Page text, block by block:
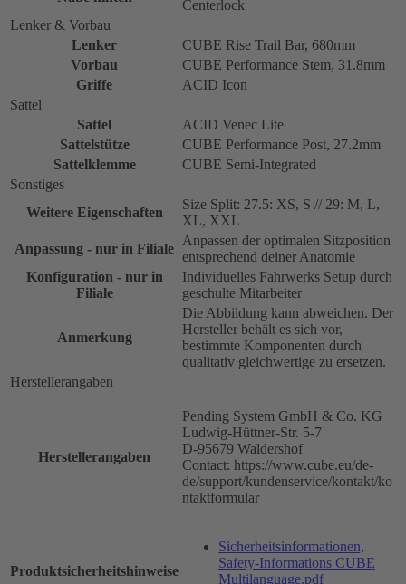
Centerlock
Lenker & Vorbau
Lenker
CUBE Rise Trail Bar, 680mm
Vorbau
CUBE Performance Stem, 31.8mm
Griffe
ACID Icon
Sattel
Sattel
ACID Venec Lite
Sattelstütze
CUBE Performance Post, 27.2mm
Sattelklemme
CUBE Semi-Integrated
Sonstiges
Weitere Eigenschaften
Size Split: 27.5: XS, S // 29: M, L,
XL, XXL
Anpassung - nur in Filiale
Anpassen der optimalen Sitzposition
entsprechend deiner Anatomie
Konfiguration - nur in
Filiale
Individuelles Fahrwerks Setup durch
geschulte Mitarbeiter
Anmerkung
Die Abbildung kann abweichen. Der
Hersteller behält es sich vor,
bestimmte Komponenten durch
qualitativ gleichwertige zu ersetzen.
Herstellerangaben
Herstellerangaben
Pending System GmbH & Co. KG
Ludwig-Hüttner-Str. 5-7
D-95679 Waldershof
Contact: https://www.cube.eu/de-
de/support/kundenservice/kontakt/ko
ntaktformular
Produktsicherheitshinweise
Sicherheitsinformationen,
Safety-Informations CUBE
Multilanguage.pdf